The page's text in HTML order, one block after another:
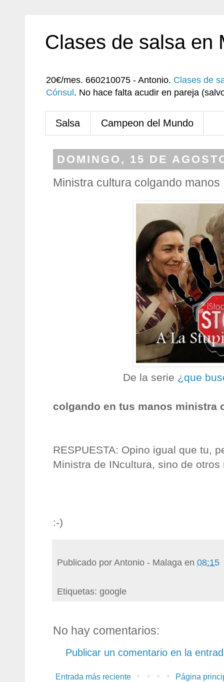
Clases de salsa en
20€/mes. 660210075 - Antonio. Clases de
Cónsul . No hace falta acudir en pareja
Salsa Campeon del Mundo
DOMINGO, 15 DE
Ministra cultura colgando manos
De la serie ¿que
colgando en tus manos ministra
RESPUESTA: Opino igual que tu,
Ministra de INcultura, sino de
:-)
Publicado porAntonio - Malaga en 08:15
Etiquetas: google
No hay comentarios:
Publicar un comentario en la
Entrada más reciente Página